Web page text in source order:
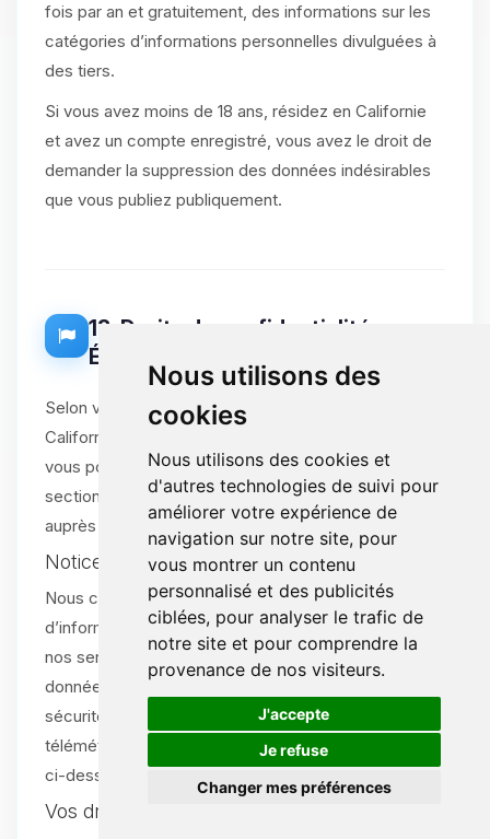
Nous utilisons des
cookies
Nous utilisons des cookies et
d'autres technologies de suivi pour
améliorer votre expérience de
navigation sur notre site, pour
vous montrer un contenu
personnalisé et des publicités
ciblées, pour analyser le trafic de
notre site et pour comprendre la
provenance de nos visiteurs.
J'accepte
Je refuse
Changer mes préférences
fois par an et gratuitement, des informations sur les
catégories d’informations personnelles divulguées à
des tiers.
Si vous avez moins de 18 ans, résidez en Californie
et avez un compte enregistré, vous avez le droit de
demander la suppression des données indésirables
que vous publiez publiquement.
18. Droits de confidentialité aux
États-Unis (dont CPRA Californie)
Selon votre État de résidence aux États-Unis (ex.
Californie, Virginie, Colorado, Connecticut, Utah),
vous pouvez disposer de droits spécifiques. Cette
section explique ces droits et comment les exercer
auprès de nous.
Notice lors de la collecte
Nous collectons uniquement le minimum
d’informations personnelles nécessaires pour fournir
nos services (prénom, nom, email), ainsi que des
données techniques strictement indispensables à la
sécurité et au fonctionnement (ex. journaux IP,
télémétrie pour l’atténuation DDoS). Voir les sections
ci-dessus pour le détail.
Vos droits (États-Unis)
🍪